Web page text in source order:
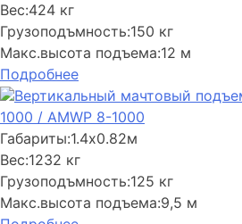
Вес:424 кг
Грузоподъмность:150 кг
Макс.высота подъема:12 м
Подробнее
Вертикальный мачтовый
1000 / AMWP 8-1000
Габариты:1.4х0.82м
Вес:1232 кг
Грузоподъмность:125 кг
Макс.высота подъема:9,5 м